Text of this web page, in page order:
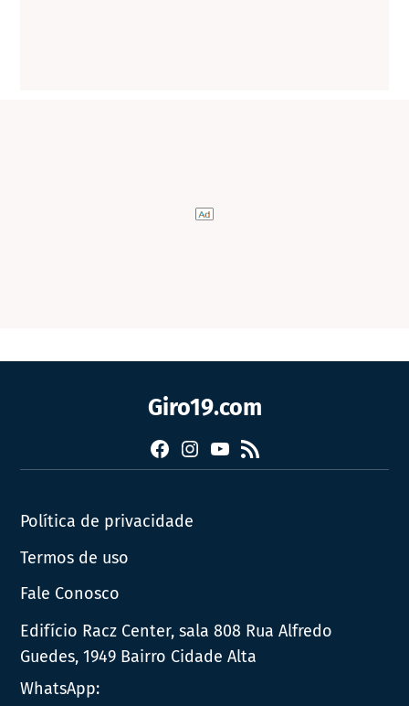
Giro19.com
Facebook
Instagram
YouTube
RSS
Política de privacidade
Termos de uso
Fale Conosco
Edifício Racz Center, sala 808 Rua Alfredo
Guedes, 1949 Bairro Cidade Alta
WhatsApp: